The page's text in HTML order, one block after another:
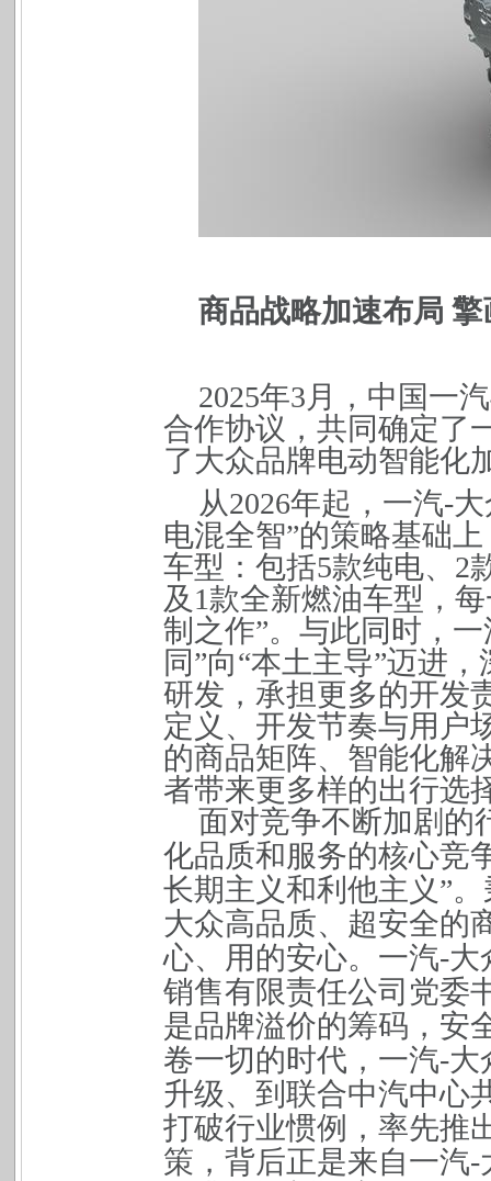
商品战略加速布局 擎
2025年3月， 中国一
合作协议，共同确定了
了大众品牌电动智能化
从2026年起，一汽-
电混全智”的策略基础
车型：包括5款纯电、2
及1款全新燃油车型，
制之作”。与此同时，
同”向“本土主导”迈进
研发，承担更多的开发
定义、开发节奏与用户
的商品矩阵、智能化解
者带来更多样的出行选
面对竞争不断加剧的
化品质和服务的核心竞
长期主义和利他主义”
大众高品质、超安全的
心、用的安心。一汽-
销售有限责任公司党委
是品牌溢价的筹码，安
卷一切的时代，一汽-
升级、到联合中汽中心
打破行业惯例，率先推
策，背后正是来自一汽